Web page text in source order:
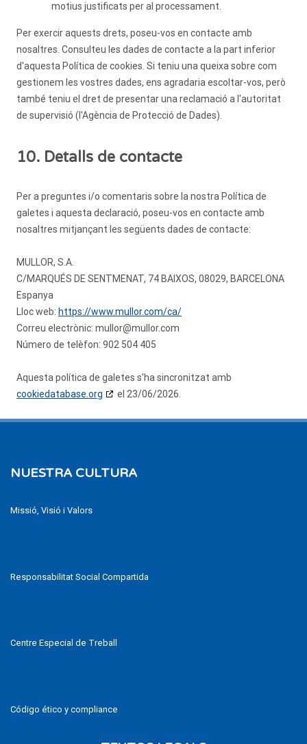
motius justificats per al processament.
Per exercir aquests drets, poseu-vos en contacte amb
nosaltres. Consulteu les dades de contacte a la part inferior
d'aquesta Política de cookies. Si teniu una queixa sobre com
gestionem les vostres dades, ens agradaria escoltar-vos, però
també teniu el dret de presentar una reclamació a l'autoritat
de supervisió (l'Agència de Protecció de Dades).
10. Detalls de contacte
Per a preguntes i/o comentaris sobre la nostra Política de
galetes i aquesta declaració, poseu-vos en contacte amb
nosaltres mitjançant les següents dades de contacte:
MULLOR, S.A.
C/MARQUÉS DE SENTMENAT, 74 BAIXOS, 08029, BARCELONA
Espanya
Lloc web: https://www.mullor.com/ca/
Correu electrònic: mullor@mullor.com
Número de telèfon: 902 504 405
Aquesta política de galetes s'ha sincronitzat amb
cookiedatabase.org
el 23/06/2026.
NUESTRA CULTURA
Missió, Visió i Valors
Responsabilitat Social Compartida
Centre Especial de Treball
Código ético y compliance